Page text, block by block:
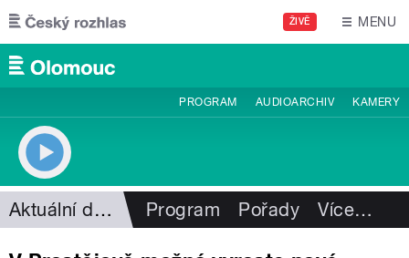
Přejít k hlavnímu obsahu
ŽIVĚ MENU
PROGRAM AUDIOARCHIV KAMERY
Aktuální dění Program Pořady Více…